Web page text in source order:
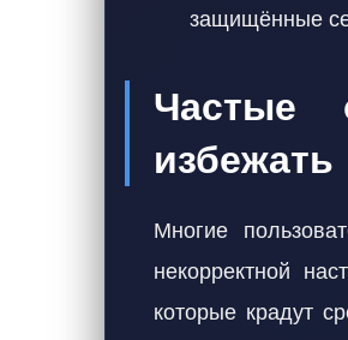
защищённые
Частые
избежать
Многие
некорректной
которые крадут